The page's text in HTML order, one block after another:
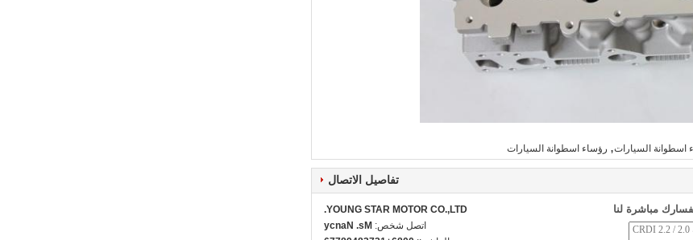
اسطوانة السيارات, رؤساء اسطوانة السيارات
تفاصيل الاتصال
YOUNG STAR MOTOR CO.,LTD.
اتصل شخص: Ms. Nancy
مباشرة لنا